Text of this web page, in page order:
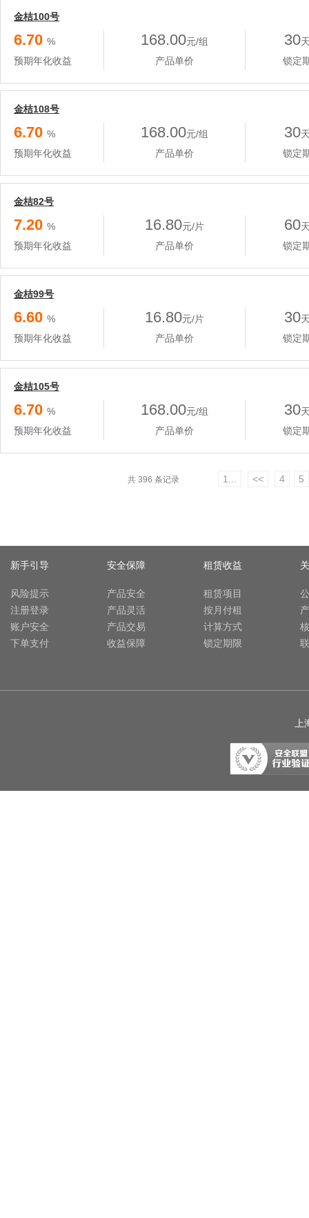
金桔100号
6.70 %
预期年化收益
168.00元/组
产品单价
30
锁定
金桔108号
6.70 %
预期年化收益
168.00元/组
产品单价
30
锁定
金桔82号
7.20 %
预期年化收益
16.80元/片
产品单价
60
锁定
金桔99号
6.60 %
预期年化收益
16.80元/片
产品单价
30
锁定
金桔105号
6.70 %
预期年化收益
168.00元/组
产品单价
30
锁定
共 396 条记录 1... << 4 5
新手引导
风险提示
注册登录
账户安全
下单支付
安全保障
产品安全
产品灵活
产品交易
收益保障
租赁收益
租赁项目
按月付租
计算方式
锁定期限